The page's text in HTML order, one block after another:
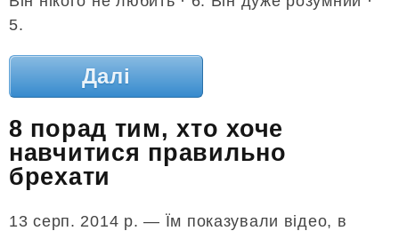
5.
Далі
8 порад тим, хто хоче
навчитися правильно
брехати
13 серп. 2014 р. — Їм показували відео, в